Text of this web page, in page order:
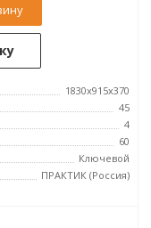
1830x915x370
45
4
60
Ключевой
ПРАКТИК (Россия)